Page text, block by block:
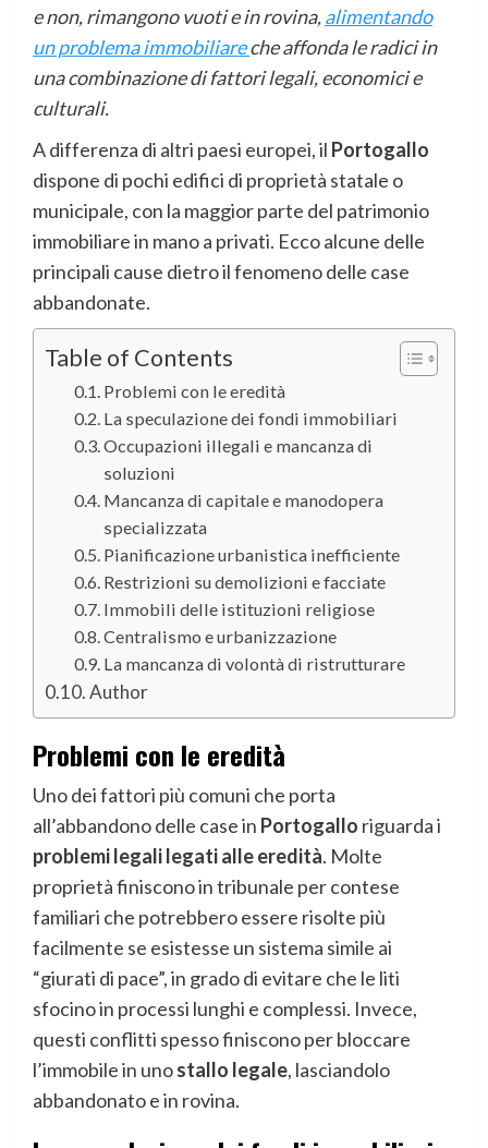
e non, rimangono vuoti e in rovina,alimentando
un problema immobiliareche affonda le radici in
una combinazione di fattori legali, economici e
culturali.
A differenza di altri paesi europei, il Portogallo
dispone di pochi edifici di proprietà statale o
municipale, con la maggior parte del patrimonio
immobiliare in mano a privati. Ecco alcune delle
principali cause dietro il fenomeno delle case
abbandonate.
Table of Contents
Problemi con le eredità
La speculazione dei fondi immobiliari
Occupazioni illegali e mancanza di
soluzioni
Mancanza di capitale e manodopera
specializzata
Pianificazione urbanistica inefficiente
Restrizioni su demolizioni e facciate
Immobili delle istituzioni religiose
Centralismo e urbanizzazione
La mancanza di volontà di ristrutturare
Author
Problemi con le eredità
Uno dei fattori più comuni che porta
all’abbandono delle case in Portogallo riguarda i
problemi legali legati alle eredità. Molte
proprietà finiscono in tribunale per contese
familiari che potrebbero essere risolte più
facilmente se esistesse un sistema simile ai
“giurati di pace”, in grado di evitare che le liti
sfocino in processi lunghi e complessi. Invece,
questi conflitti spesso finiscono per bloccare
l’immobile in unostallo legale, lasciandolo
abbandonato e in rovina.